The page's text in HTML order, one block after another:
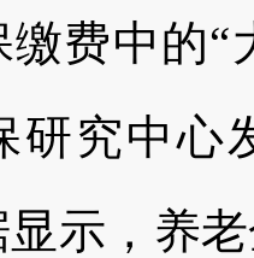
费中的“
研究中心
显示，养